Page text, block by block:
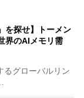
を探せ】トーメン
界のAIメモリ需
グローバルリン